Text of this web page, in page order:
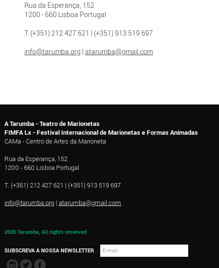
Rua da Esperança, 152
1200 - 660 Lisboa Portugal
T. (+351) 212 427 621 | (+351) 913 519 697
info@tarumba.org | atarumba@gmail.com
A Tarumba - Teatro de Marionetas
FIMFA Lx - Festival Internacional de Marionetas e Formas Animadas
CAMa - Centro de Artes da Marioneta
Rua da Esperança, 152
1200 - 660 Lisboa Portugal
T. (+351) 212 427 621 | (+351) 913 519 697
info@tarumba.org| atarumba@gmail.com
2026 Tarumba, All rights reserved
SUBSCREVA A NOSSA NEWSLETTER